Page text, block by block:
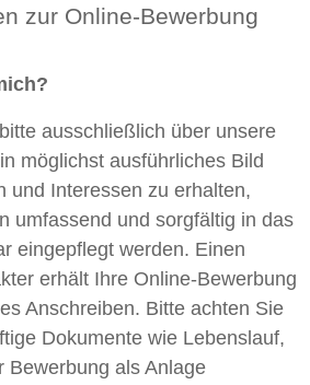
zur Online-Bewerbung
ausschließlich über unsere
möglichst ausführliches Bild
und Interessen zu erhalten,
umfassend und sorgfältig in das
eingepflegt werden. Einen
erhält Ihre Online-Bewerbung
Anschreiben. Bitte achten Sie
Dokumente wie Lebenslauf,
Bewerbung als Anlage